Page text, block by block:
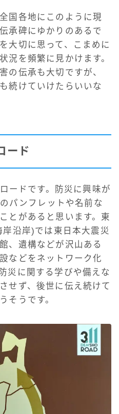
国各地にこのように現
承碑にゆかりのあるで
大切に思って、こまめに
況を頻繁に見かけます。
の伝承も大切ですが、
続けていけたらいいな
ード
ードです。防災に興味が
パンフレットや名前な
とがあると思います。東
沿岸)では東日本大震災
、遺構などが沢山ある
などをネットワーク化
災に関する学びや備えな
せず、後世に伝え続けて
そうです。